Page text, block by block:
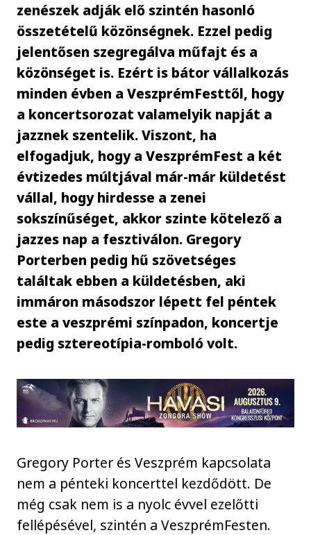
zenészek adják elő szintén hasonló
összetételű közönségnek. Ezzel pedig
jelentősen szegregálva műfajt és a
közönséget is. Ezért is bátor vállalkozás
minden évben a VeszprémFesttől, hogy
a koncertsorozat valamelyik napját a
jazznek szentelik. Viszont, ha
elfogadjuk, hogy a VeszprémFest a két
évtizedes múltjával már-már küldetést
vállal, hogy hirdesse a zenei
sokszínűséget, akkor szinte kötelező a
jazzes nap a fesztiválon. Gregory
Porterben pedig hű szövetséges
találtak ebben a küldetésben, aki
immáron másodszor lépett fel péntek
este a veszprémi színpadon, koncertje
pedig sztereotípia-romboló volt.
Gregory Porter és Veszprém kapcsolata
nem a pénteki koncerttel kezdődött. De
még csak nem is a nyolc évvel ezelőtti
fellépésével, szintén a VeszprémFesten.